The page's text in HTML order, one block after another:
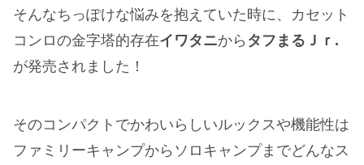
そんなちっぽけな悩みを抱えていた時に、カセット
コンロの金字塔的存在イワタニから タフまるＪｒ.
が発売されました！
そのコンパクトでかわいらしいルックスや機能性は
ファミリーキャンプからソロキャンプまでどんなス